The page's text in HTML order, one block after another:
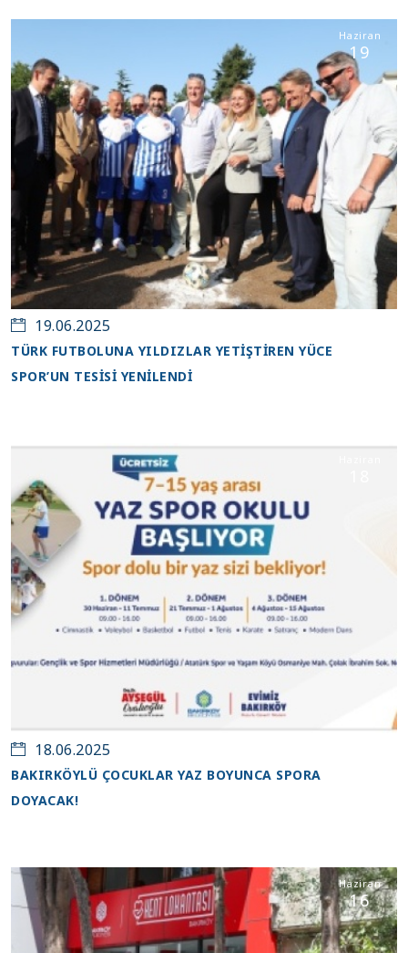
Haziran
19
19.06.2025
TÜRK FUTBOLUNA YILDIZLAR YETİŞTİREN YÜCE
SPOR’UN TESİSİ YENİLENDİ
18.06.2025
BAKIRKÖYLÜ ÇOCUKLAR YAZ BOYUNCA SPORA
DOYACAK!
Haziran
16